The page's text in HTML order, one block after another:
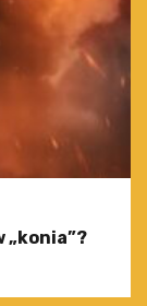
„konia”?